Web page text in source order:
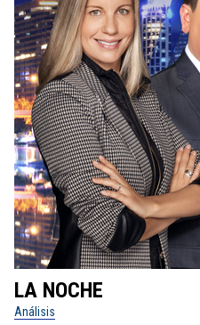
LA NOCHE
Análisis